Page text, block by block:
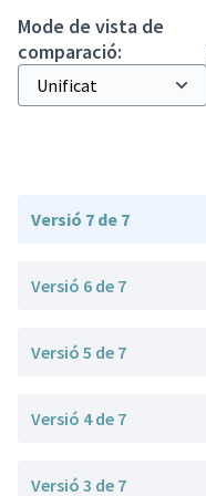
Mode de vista de
comparació:
Versió 7 de 7
Versió 6 de 7
Versió 5 de 7
Versió 4 de 7
Versió 3 de 7